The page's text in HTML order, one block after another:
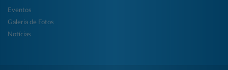
Eventos
Galeria de Fotos
Notícias